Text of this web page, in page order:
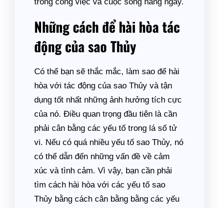
Những cách để hài hòa tác
động của sao Thủy
Có thể bạn sẽ thắc mắc, làm sao để hài
hòa với tác động của sao Thủy và tận
dụng tốt nhất những ảnh hưởng tích cực
của nó. Điều quan trọng đầu tiên là cần
phải cân bằng các yếu tố trong lá số tử
vi. Nếu có quá nhiều yếu tố sao Thủy, nó
có thể dẫn đến những vấn đề về cảm
xúc và tình cảm. Vì vậy, bạn cần phải
tìm cách hài hòa với các yếu tố sao
Thủy bằng cách cân bằng bằng các yếu